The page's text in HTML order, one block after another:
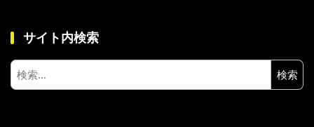
サイト内検索
検
索: